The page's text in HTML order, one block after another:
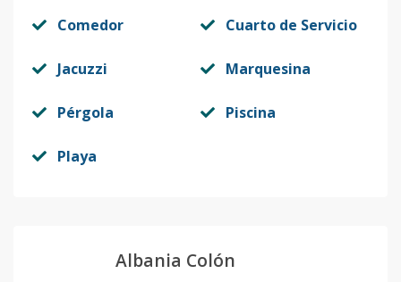
Comedor Cuarto de Servicio
Jacuzzi Marquesina
Pérgola Piscina
Playa
Albania Colón